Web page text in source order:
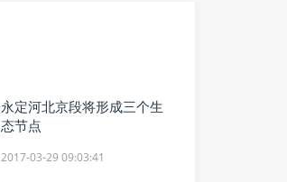
永定河北京段将形成三个生
态节点
2017-03-29 09:03:41